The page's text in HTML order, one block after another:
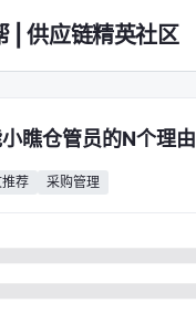
| 供应链精英社区
瞧仓管员的N个理由
荐 采购管理